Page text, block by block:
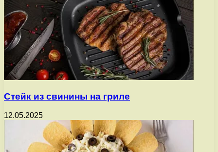
Стейк из свинины на гриле
12.05.2025